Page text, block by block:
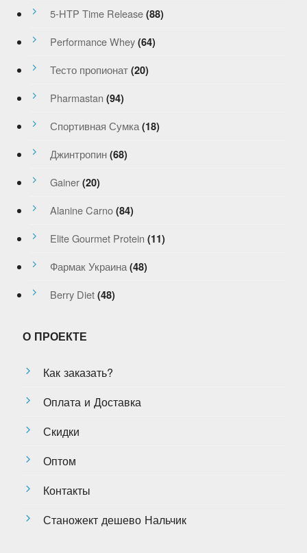
5-HTP Time Release (88)
Performance Whey (64)
Тесто пропионат (20)
Pharmastan (94)
Спортивная Сумка (18)
Джинтропин (68)
Gainer (20)
Alanine Carno (84)
Elite Gourmet Protein (11)
Фармак Украина (48)
Berry Diet (48)
О ПРОЕКТЕ
Как заказать?
Оплата и Доставка
Скидки
Оптом
Контакты
Станожект дешево Нальчик